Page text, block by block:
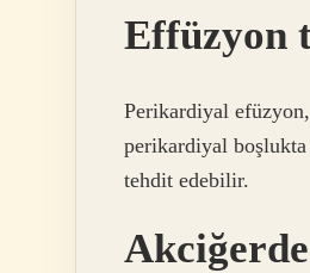
Effüzyon
Perikardiyal
perikardiyal boşlukta
tehdit edebilir.